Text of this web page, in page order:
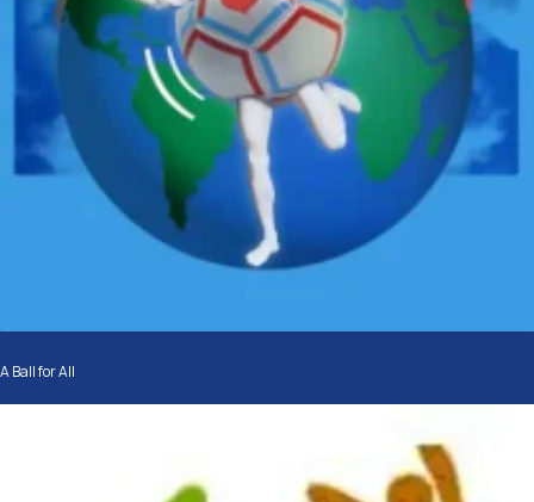
A Ball for All